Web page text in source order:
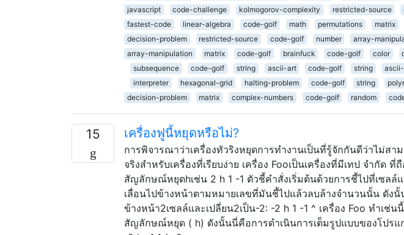
javascript
code-challenge kolmogorov-complexity restricted-source
fastest-code
linear-algebra code-golf math permutations matrix
decision-problem
restricted-source code-golf number array-
array-manipulation
matrix code-golf brainfuck code-golf color
subsequence
code-golf string ascii-art code-golf string
interpreter
hexagonal-grid halting-problem code-golf string
decision-problem
matrix complex-numbers code-golf random
15 เครื่องฟูนี้หยุดหรือไม่?
การพิจารณาว่าเครื่องทัวริงหยุดการทำงานเป็นที่รู้จักกันดีว่าไม่สา
จริงสำหรับเครื่องที่เรียบง่าย เครื่อง Fooเป็นเครื่องที่มีเทป จำกัด
สัญลักษณ์หยุดhเช่น 2 h 1 -1 ตัวชี้คำสั่งเริ่มต้นด้วยการชี้ไปที่เซลล์
เลื่อนไปข้างหน้าตามหมายเลขที่มันชี้ไปแล้วลบล้างจำนวนนั้น ดัง
ข้างหน้า2เซลล์และเปลี่ยน2เป็น-2: -2 h 1 -1 ^ เครื่อง Foo ทำเช่
สัญลักษณ์หยุด ( h) ดังนั้นนี่คือการดำเนินการเต็มรูปแบบของโปรแ